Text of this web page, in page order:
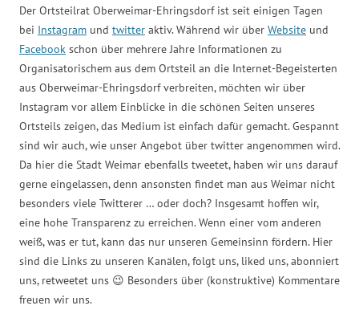
Der Ortsteilrat Oberweimar-Ehringsdorf ist seit einigen Tagen
bei Instagram und twitter aktiv. Während wir über Website und
Facebook schon über mehrere Jahre Informationen zu
Organisatorischem aus dem Ortsteil an die Internet-Begeisterten
aus Oberweimar-Ehringsdorf verbreiten, möchten wir über
Instagram vor allem Einblicke in die schönen Seiten unseres
Ortsteils zeigen, das Medium ist einfach dafür gemacht. Gespannt
sind wir auch, wie unser Angebot über twitter angenommen wird.
Da hier die Stadt Weimar ebenfalls tweetet, haben wir uns darauf
gerne eingelassen, denn ansonsten findet man aus Weimar nicht
besonders viele Twitterer … oder doch? Insgesamt hoffen wir,
eine hohe Transparenz zu erreichen. Wenn einer vom anderen
weiß, was er tut, kann das nur unseren Gemeinsinn fördern. Hier
sind die Links zu unseren Kanälen, folgt uns, liked uns, abonniert
uns, retweetet uns 😉 Besonders über (konstruktive) Kommentare
freuen wir uns.